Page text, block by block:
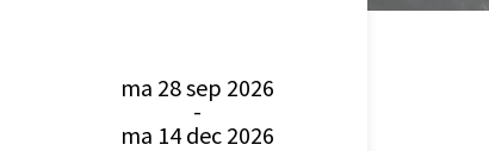
ma 28 sep 2026
-
ma 14 dec 2026